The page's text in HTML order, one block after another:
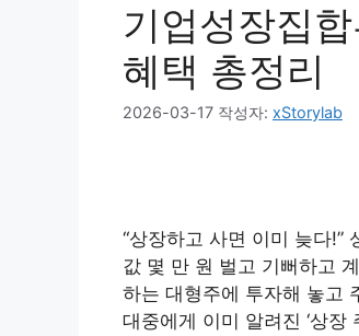
기업성장집
혜택 총정리
2026-03-17 작성자: xStorylab
“상장하고 사면 이미 늦다!”
값 몇 만 원 벌고 기뻐하고
하는 대형주에 투자해 놓고
대중에게 이미 알려진 ‘상